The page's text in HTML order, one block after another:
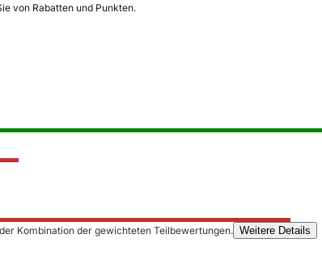
von Rabatten und Punkten.
Kombination der gewichteten Teilbewertungen. Weitere Details